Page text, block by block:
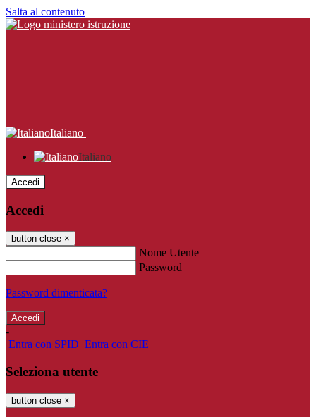
Salta al contenuto
Italiano
Italiano
Accedi
Accedi
button close ×
Nome Utente
Password
Password dimenticata?
-
Entra con SPID Entra con CIE
Seleziona utente
button close ×